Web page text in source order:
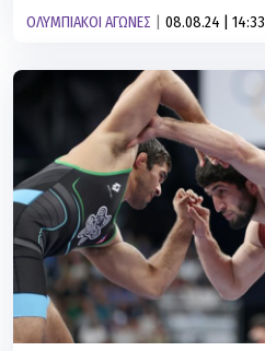
ΟΛΥΜΠΙΑΚΟΙ ΑΓΩΝΕΣ 08.08.24 | 14:33